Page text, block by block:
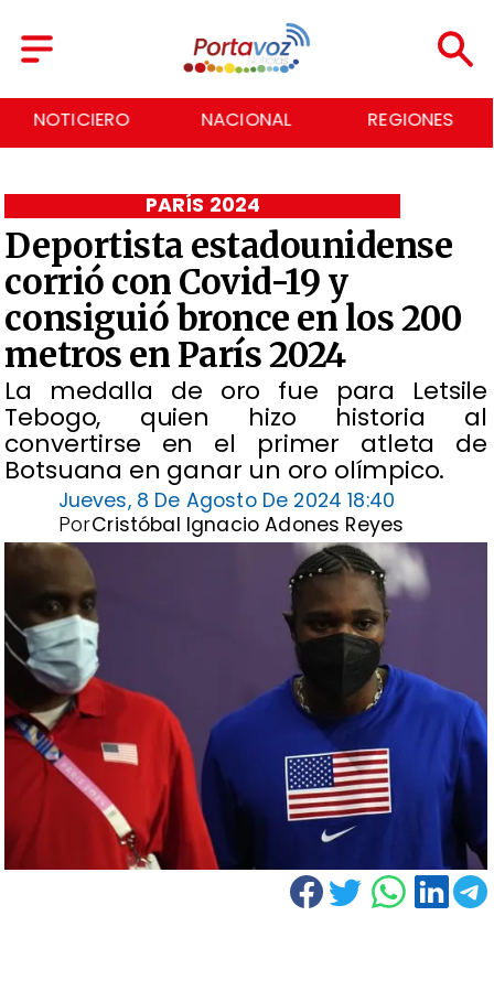
NACIONAL REGIONES ECONOMÍA
Deportista estadounidense
corrió con Covid-19 y
consiguió bronce en los 200
metros en París 2024
​La medalla de oro fue para Letsile
Tebogo, quien hizo historia al
convertirse en el primer atleta de
Botsuana en ganar un oro olímpico.
PARÍS 2024
Jueves, 8 De Agosto De 2024 18:40
Cristóbal Ignacio Adones Reyes
Por